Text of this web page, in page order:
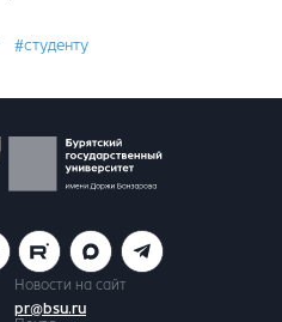
#студенту
Новости на сайт
pr@bsu.ru